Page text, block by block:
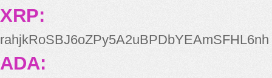
XRP:
rahjkRoSBJ6oZPy5A2uBPDbYEAmSFHL6nh
ADA: